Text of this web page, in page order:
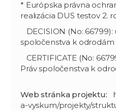
* Európska právna
realizácia DUS testov 2.
DECISION (No:
spoločenstva k odrodám
CERTIFICATE (No:
Práv spoločenstva k
Web stránka projektu:
a-vyskum/projekty/